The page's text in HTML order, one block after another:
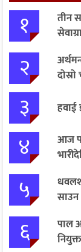
१
तीन
२
३
४
आज
५
साउन
६
पाल
नियुक्त